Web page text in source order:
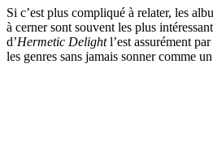
Si c’est plus compliqué à relater, les
à cerner sont souvent les plus
d’Hermetic Delightl’est assurément
les genres sans jamais sonner comme